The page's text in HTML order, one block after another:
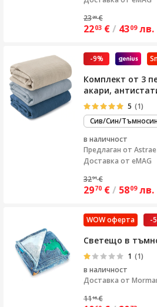
2320 €
2203 €/ 4309 лв.
-9%
Комплект от 3
акари,
5 (1)
Сив/Син/
в наличност
Предлаган от
Доставка от eMAG
3291 €
2970 €/ 5809 лв.
-
WOW оферта
Светещо в
1 (1)
в наличност
Доставка от
1116 €